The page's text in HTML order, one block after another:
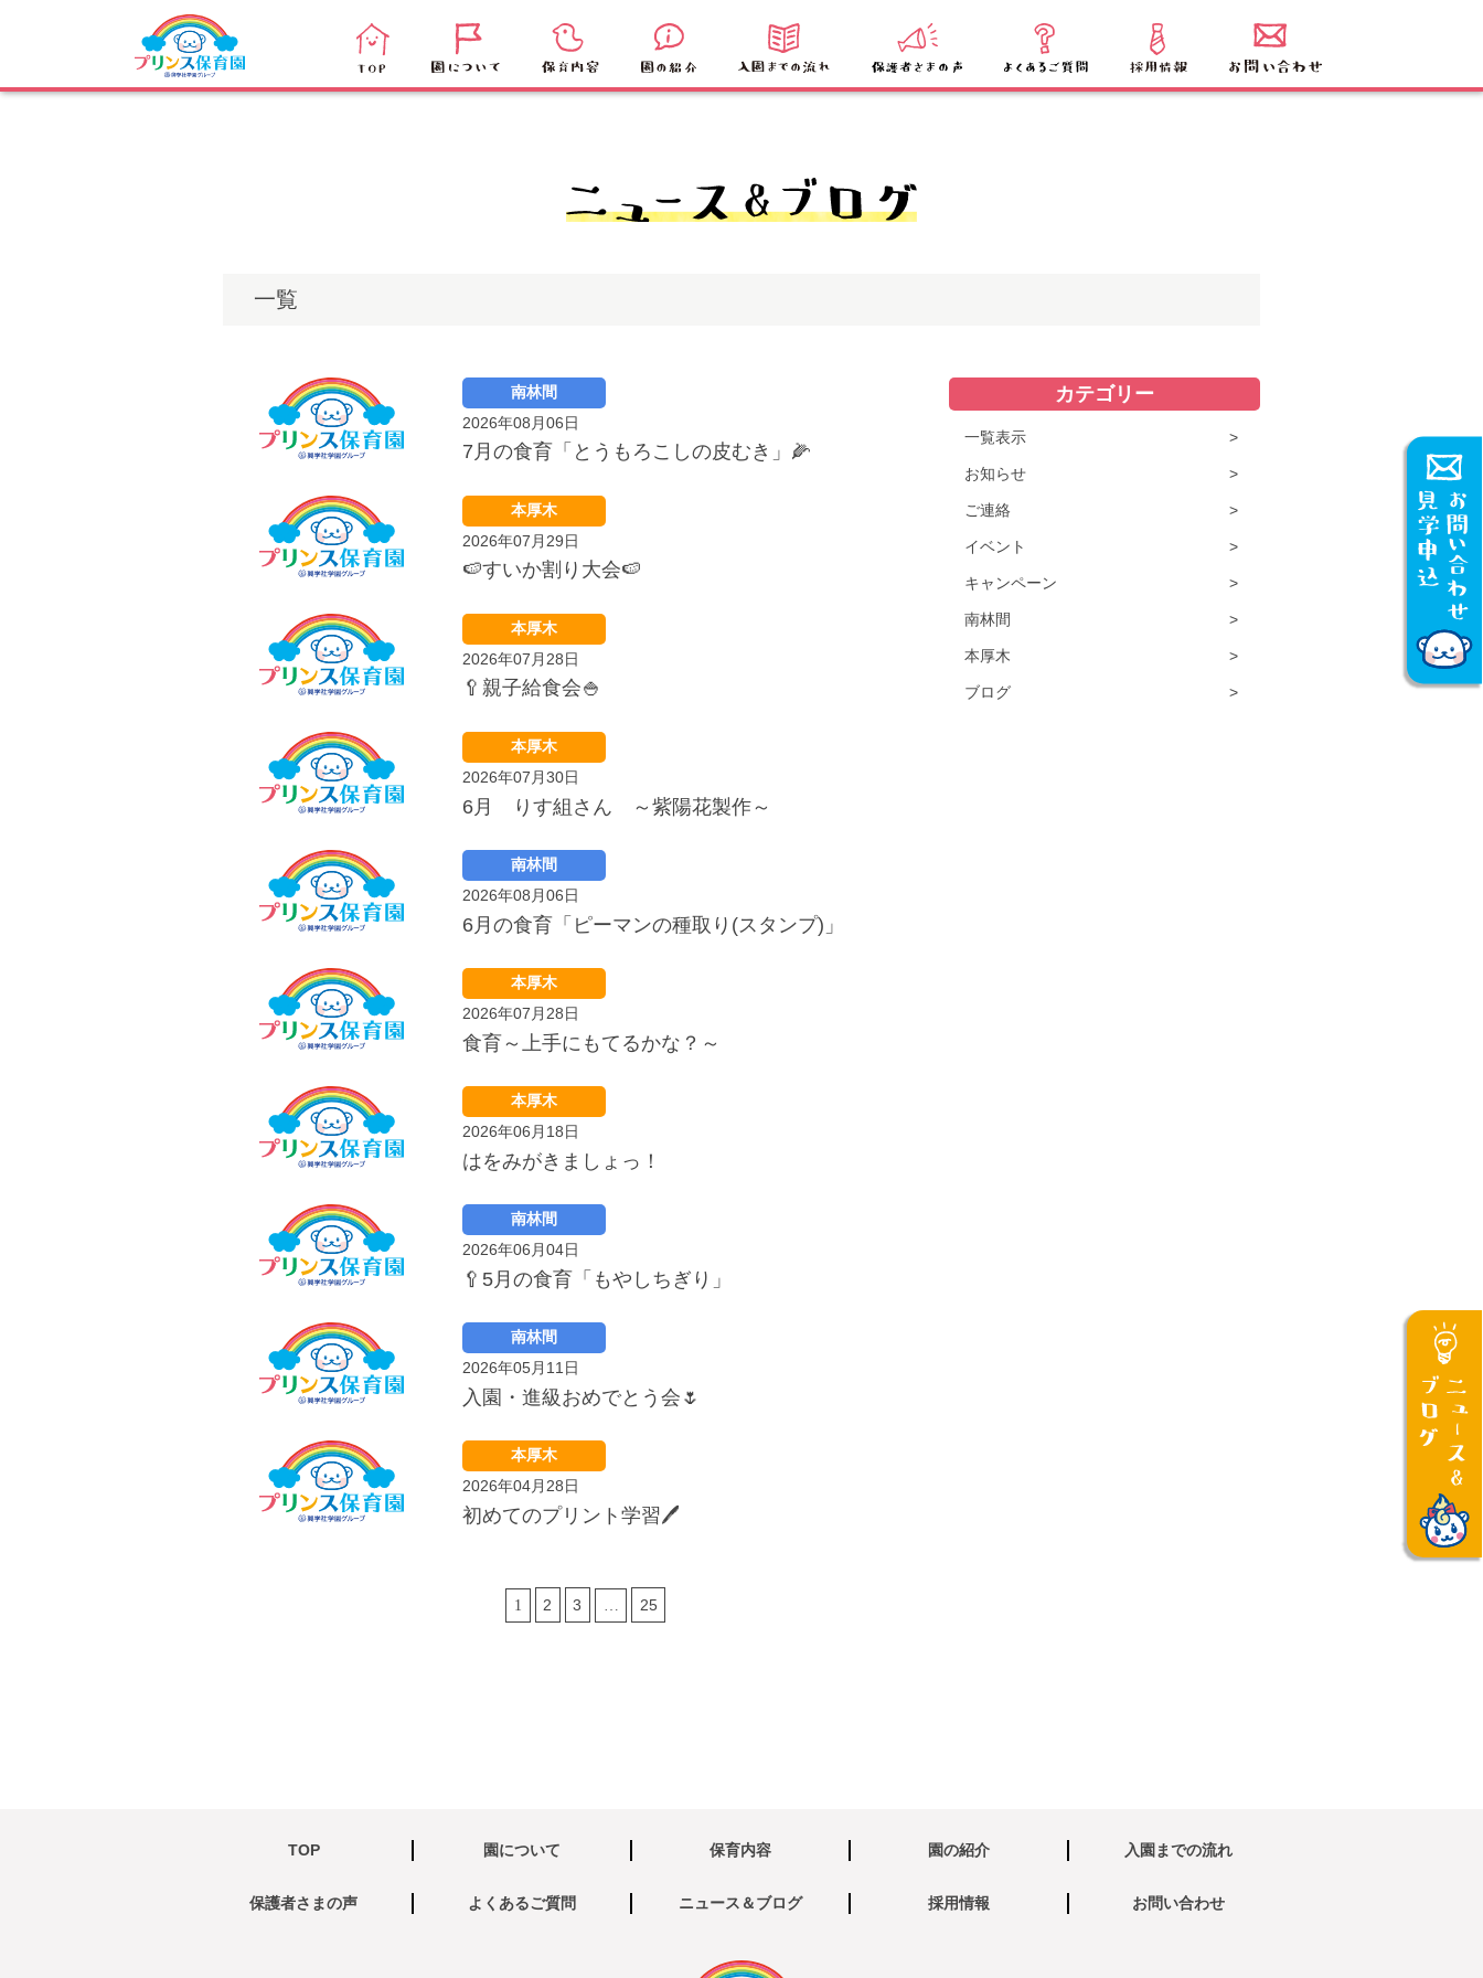
プリンス保育園
一覧
南林間
2026年08月06日
7月の食育「とうもろこしの皮むき」🌽
本厚木
2026年07月29日
🍉すいか割り大会🍉
本厚木
2026年07月28日
🥄親子給食会🍚
本厚木
2026年07月30日
6月 りす組さん ～紫陽花製作～
南林間
2026年08月06日
6月の食育「ピーマンの種取り(スタンプ)」
本厚木
2026年07月28日
食育～上手にもてるかな？～
本厚木
2026年06月18日
はをみがきましょっ！
南林間
2026年06月04日
🥄5月の食育「もやしちぎり」
南林間
2026年05月11日
入園・進級おめでとう会🌷
本厚木
2026年04月28日
初めてのプリント学習🖊️
1 2 3 … 25
カテゴリー
一覧表示
お知らせ
ご連絡
イベント
キャンペーン
南林間
本厚木
ブログ
TOP 園について 保育内容 園の紹介 入園までの流れ
保護者さまの声 よくあるご質問 ニュース＆ブログ 採用情報 お問い合わせ